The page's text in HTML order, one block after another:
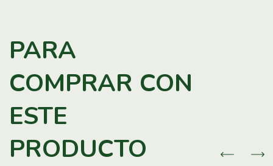
PARA
COMPRAR CON
ESTE
PRODUCTO